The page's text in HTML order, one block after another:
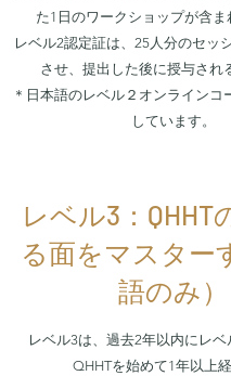
た1日のワークショップが含ま
レベル2認定証は、25人分のセッ
させ、提出した後に授与され
＊日本語のレベル２オンラインコ
しています。
レベル3：QHHT
る面をマスター
語のみ）
レベル3は、過去2年以内にレベ
QHHTを始めて1年以上経